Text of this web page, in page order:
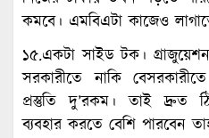
কমবে। এমবিএটা কাজেও
১৫.একটা সাইড টক।
সরকারীতে নাকি
প্রস্তুতি দু’রকম। তাই
ব্যবহার করতে বেশি পারবেন